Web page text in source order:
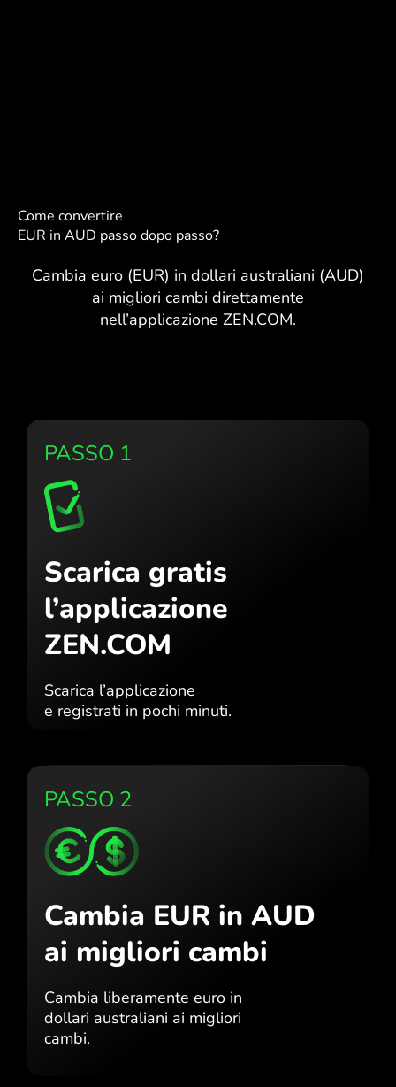
Come convertire
EUR in AUD passo dopo passo?
Cambia euro (EUR) in dollari australiani (AUD)
ai migliori cambi direttamente
nell’applicazione ZEN.COM.
PASSO 1
Scarica gratis
l’applicazione
ZEN.COM
Scarica l’applicazione
e registrati in pochi minuti.
PASSO 2
Cambia EUR in AUD
ai migliori cambi
Cambia liberamente euro in
dollari australiani ai migliori
cambi.